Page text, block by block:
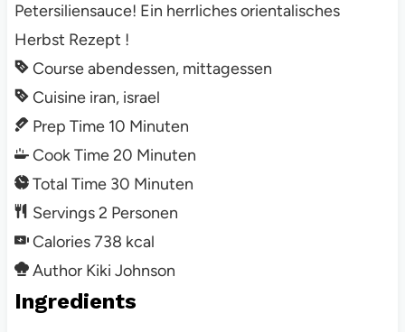
Petersiliensauce! Ein herrliches orientalisches
Herbst Rezept !
Courseabendessen, mittagessen
Cuisine iran, israel
Prep Time 10 Minuten
Cook Time20 Minuten
Total Time 30 Minuten
Servings2 Personen
Calories738 kcal
Author Kiki Johnson
Ingredients